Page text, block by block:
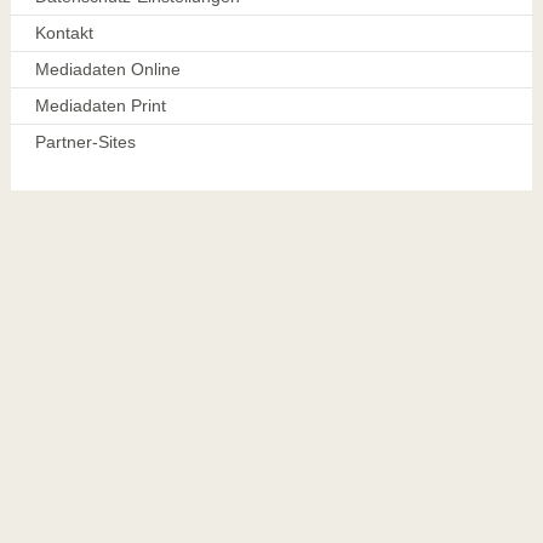
Kontakt
Mediadaten Online
Mediadaten Print
Partner-Sites